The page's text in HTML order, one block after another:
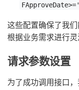
这些配置确保了我
根据业务需求进行灵
请求参数设置
为了成功调用接口